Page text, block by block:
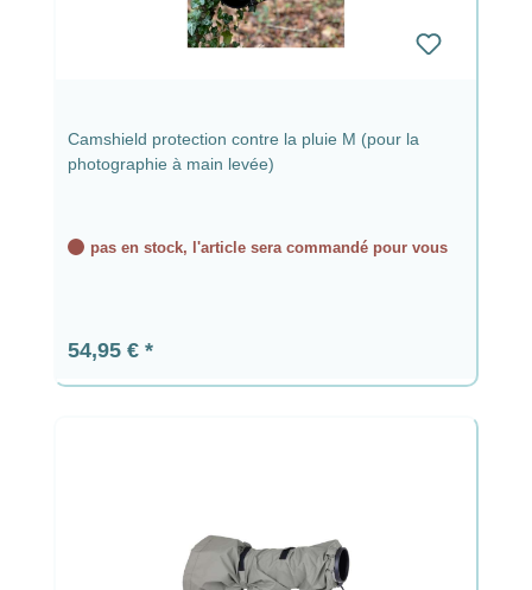
Camshield protection contre la pluie M (pour la
photographie à main levée)
pas en stock, l'article sera commandé pour vous
Prix régulier :
54,95 €